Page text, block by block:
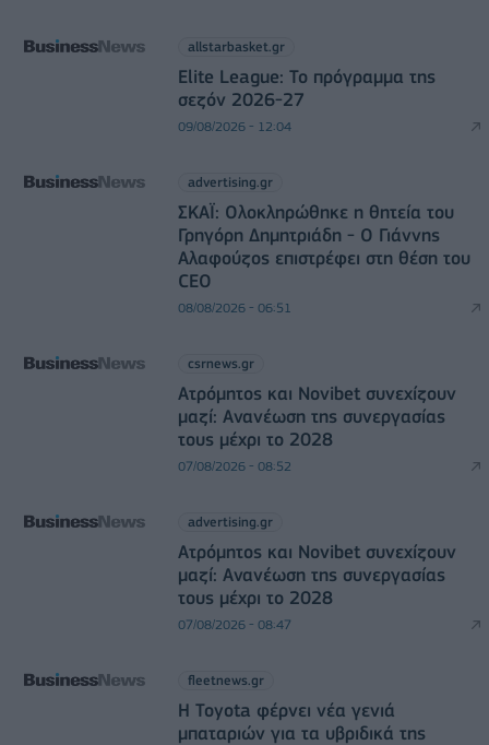
allstarbasket.gr
Elite League: Το πρόγραμμα της
σεζόν 2026-27
09/08/2026 - 12:04
advertising.gr
ΣΚΑΪ: Ολοκληρώθηκε η θητεία του
Γρηγόρη Δημητριάδη - Ο Γιάννης
Αλαφούζος επιστρέφει στη θέση του
CEO
08/08/2026 - 06:51
csrnews.gr
Ατρόμητος και Novibet συνεχίζουν
μαζί: Ανανέωση της συνεργασίας
τους μέχρι το 2028
07/08/2026 - 08:52
advertising.gr
Ατρόμητος και Novibet συνεχίζουν
μαζί: Ανανέωση της συνεργασίας
τους μέχρι το 2028
07/08/2026 - 08:47
fleetnews.gr
Η Toyota φέρνει νέα γενιά
μπαταριών για τα υβριδικά της